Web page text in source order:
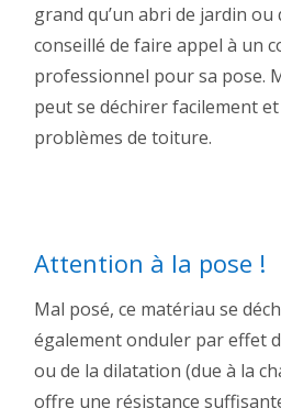
grand qu’un abri de jardin ou
conseillé de faire appel à un
professionnel pour sa pose.
peut se déchirer facilement
problèmes de toiture.
Attention à la pose !
Mal posé, ce matériau se
également onduler par effet
ou de la dilatation (due à la
offre une résistance